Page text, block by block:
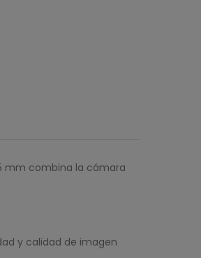
mm combina la cámara
y calidad de imagen